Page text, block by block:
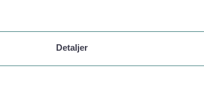
Detaljer